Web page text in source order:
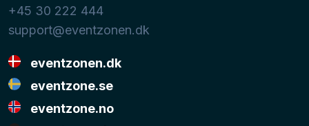
+45 30 222 444
support@eventzonen.dk
eventzonen.dk
eventzone.se
eventzone.no